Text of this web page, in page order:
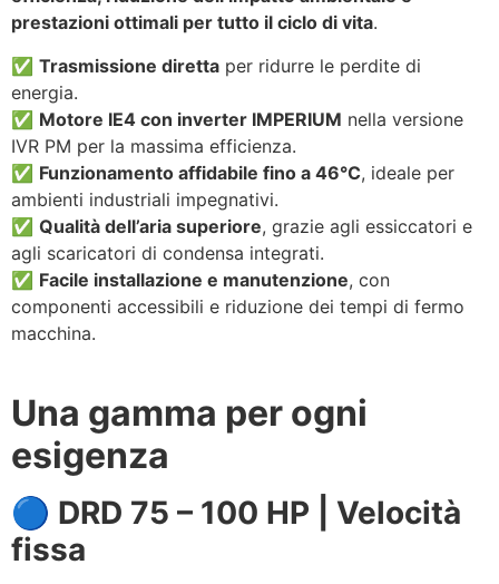
prestazioni ottimali per tutto il ciclo di vita.
✅ Trasmissione diretta per ridurre le perdite di
energia.
✅ Motore IE4 con inverter IMPERIUM nella versione
IVR PM per la massima efficienza.
✅ Funzionamento affidabile fino a 46°C, ideale per
ambienti industriali impegnativi.
✅ Qualità dell’aria superiore, grazie agli essiccatori e
agli scaricatori di condensa integrati.
✅ Facile installazione e manutenzione, con
componenti accessibili e riduzione dei tempi di fermo
macchina.
Una gamma per ogni
esigenza
🔵 DRD 75 – 100 HP | Velocità
fissa